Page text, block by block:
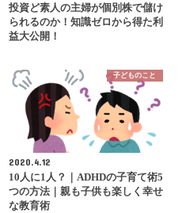
投資ど素人の主婦が個別株で儲け
られるのか！知識ゼロから得た利
益大公開！
子どものこと
2020.4.12
10人に1人？｜ADHDの子育て術5
つの方法｜親も子供も楽しく幸せ
な教育術